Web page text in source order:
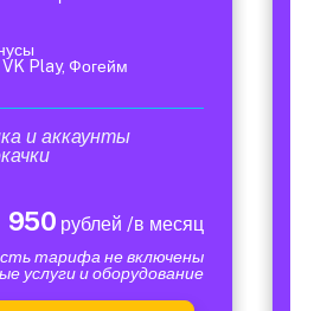
Play, Фогейм
и аккаунты
950 рублей /в месяц
тарифа не включены
услуги и оборудование